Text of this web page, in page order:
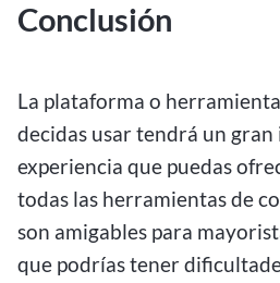
Conclusión
La plataforma o
decidas usar tendrá un gran
experiencia que puedas
todas las herramientas de
son amigables para
que podrías tener